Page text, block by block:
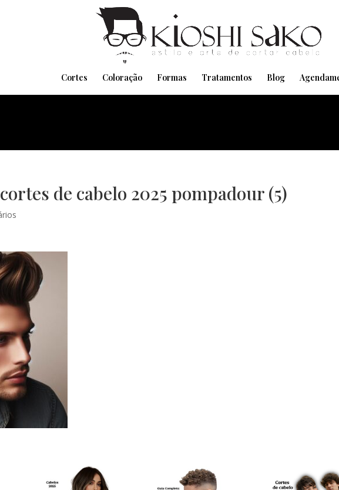
Cortes Coloração Formas Tratamentos Blog
de cabelo 2025 pompadour (5)
Pensando em transformar seu Visual??
Agende pelo Whatsapp